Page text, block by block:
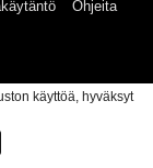
Ohjeita
käyttöä, hyväksyt